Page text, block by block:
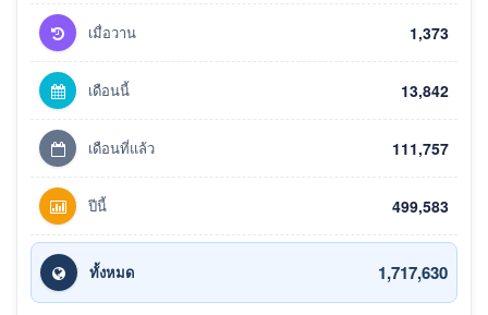
เมื่อวาน 1,373
เดือนนี้ 13,842
เดือนที่แล้ว 111,757
ปีนี้ 499,583
ทั้งหมด 1,717,630